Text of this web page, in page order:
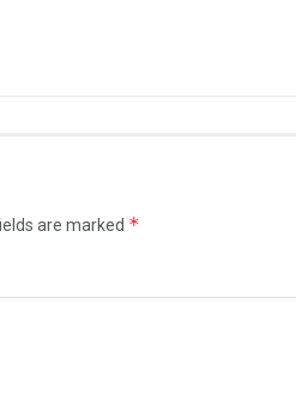
are marked *